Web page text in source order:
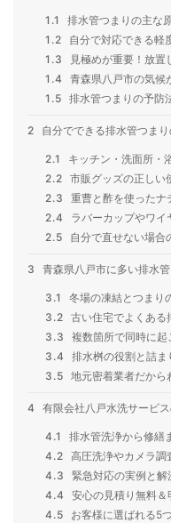
1.1
排水管つまりの主な
1.2
自分で対応できる軽
1.3
見極めが重要！放置
1.4
青森県八戸市の気候
1.5 排水管つまりの予防
2 自分でできる排水管つま
2.1
キッチン・洗面所・
2.2 市販グッズの正しい
2.3
重曹と酢を使ったナ
2.4
ラバーカップやワ
2.5
自分で直せない場合
3 青森県八戸市に多い排水
3.1
冬場の凍結とつまり
3.2 古い住宅でよくある
3.3
複数箇所で同時に
3.4
排水桝の役割と詰ま
3.5 地元密着業者だから
4 有限会社八戸水洗サービ
4.1
排水管洗浄から修繕
4.2 高圧洗浄やカメラ調
4.3
緊急対応の実例と解
4.4
安心の見積り無料
4.5
お客様に選ばれる5